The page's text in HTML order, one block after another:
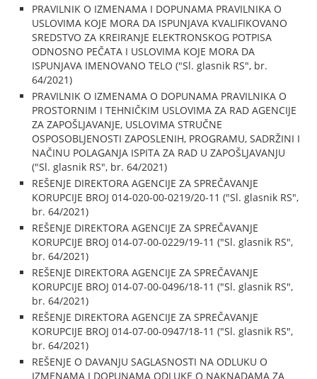
PRAVILNIK O IZMENAMA I DOPUNAMA PRAVILNIKA O
USLOVIMA KOJE MORA DA ISPUNJAVA KVALIFIKOVANO
SREDSTVO ZA KREIRANJE ELEKTRONSKOG POTPISA
ODNOSNO PEČATA I USLOVIMA KOJE MORA DA
ISPUNJAVA IMENOVANO TELO ("Sl. glasnik RS", br.
64/2021)
PRAVILNIK O IZMENAMA O DOPUNAMA PRAVILNIKA O
PROSTORNIM I TEHNIČKIM USLOVIMA ZA RAD AGENCIJE
ZA ZAPOŠLJAVANJE, USLOVIMA STRUČNE
OSPOSOBLJENOSTI ZAPOSLENIH, PROGRAMU, SADRŽINI I
NAČINU POLAGANJA ISPITA ZA RAD U ZAPOŠLJAVANJU
("Sl. glasnik RS", br. 64/2021)
REŠENJE DIREKTORA AGENCIJE ZA SPREČAVANJE
KORUPCIJE BROJ 014-020-00-0219/20-11 ("Sl. glasnik RS",
br. 64/2021)
REŠENJE DIREKTORA AGENCIJE ZA SPREČAVANJE
KORUPCIJE BROJ 014-07-00-0229/19-11 ("Sl. glasnik RS",
br. 64/2021)
REŠENJE DIREKTORA AGENCIJE ZA SPREČAVANJE
KORUPCIJE BROJ 014-07-00-0496/18-11 ("Sl. glasnik RS",
br. 64/2021)
REŠENJE DIREKTORA AGENCIJE ZA SPREČAVANJE
KORUPCIJE BROJ 014-07-00-0947/18-11 ("Sl. glasnik RS",
br. 64/2021)
REŠENJE O DAVANJU SAGLASNOSTI NA ODLUKU O
IZMENAMA I DOPUNAMA ODLUKE O NAKNADAMA ZA